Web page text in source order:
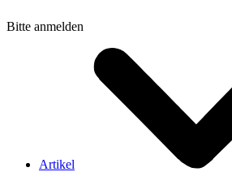
Bitte anmelden
Artikel